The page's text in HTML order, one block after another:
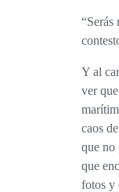
“Serás más que bienvenida” le
Y al caminar de vuelta al hotel, puedo
ver
caos
que no
que
fotos y